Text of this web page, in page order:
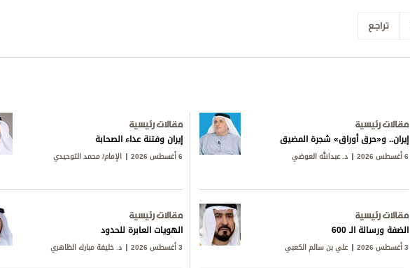
تراجع
مقالات رئيسية
إيران.. و«حرق أوراق» شجرة المضيق
6 أغسطس 2026 د. عبدالله العوضي
مقالات رئيسية
إيران وفتنة عداء الصحابة
6 أغسطس 2026 الإمام/ محمد التوحيدي
مقالات رئيسية
الضفة ورسالة الـ 600
3 أغسطس 2026 علي بن سالم الكعبي
مقالات رئيسية
الهويات العابرة للحدود
3 أغسطس 2026 د. خليفة مبارك الظاهري